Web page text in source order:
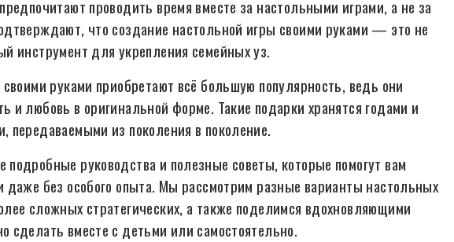
проводить время вместе за настольными играми, а не за
что создание настольной игры своими руками — это не
инструмент для укрепления семейных уз.
руками приобретают всё большую популярность, ведь они
и любовь в оригинальной форме. Такие подарки хранятся годами и
передаваемыми из поколения в поколение.
руководства и полезные советы, которые помогут вам
даже без особого опыта. Мы рассмотрим разные варианты настольных
сложных стратегических, а также поделимся вдохновляющими
сделать вместе с детьми или самостоятельно.